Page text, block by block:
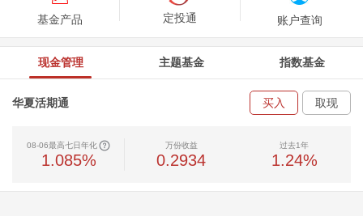
基金产品 定投通 账户查询
现金管理 主题基金 指数基金
华夏活期通 买入 取现
08-06最高七日年化
1.085%
万份收益
0.2934
过去1年
1.24%